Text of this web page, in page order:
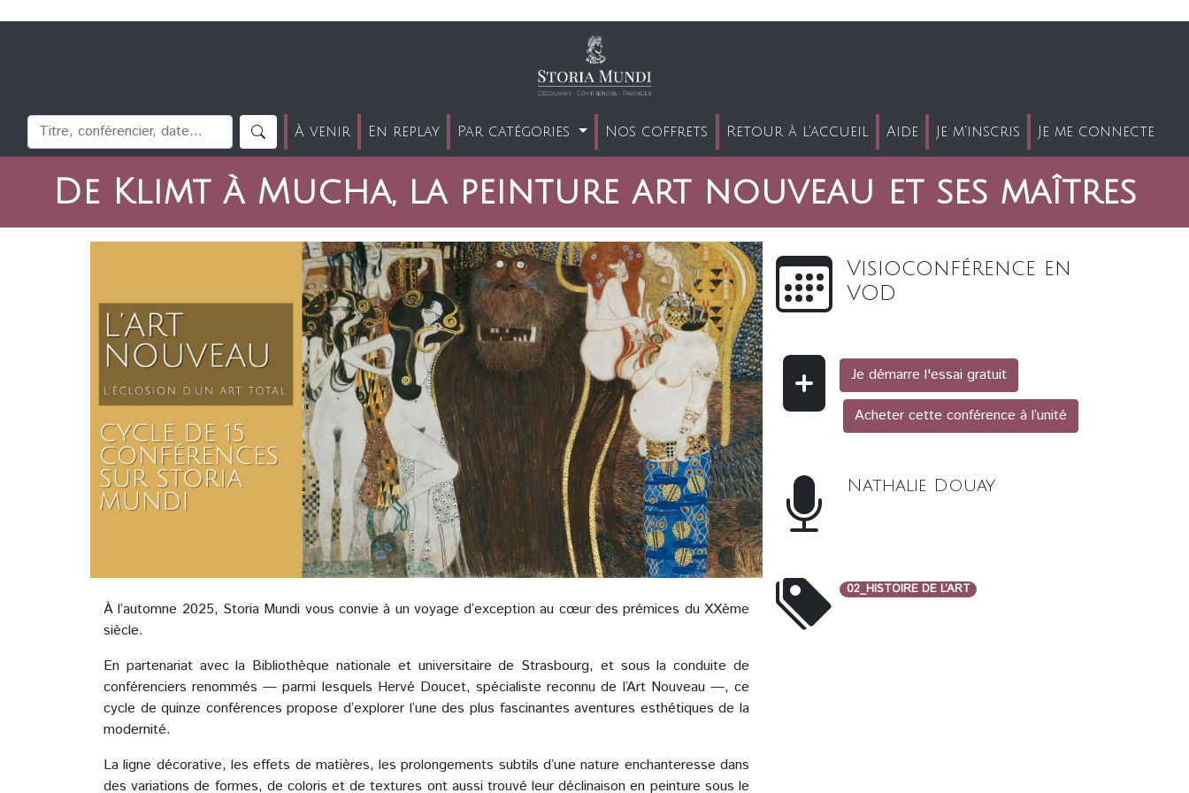
À venir En replay Par catégories Nos coffrets Retour à l'accueil Aide Je m'inscris Je me connecte
De Klimt à Mucha, la peinture art nouveau et ses maîtres
À l’automne 2025, Storia Mundi vous convie à un voyage d’exception au cœur des prémices du XXème
siècle.
En partenariat avec la Bibliothèque nationale et universitaire de Strasbourg, et sous la conduite de
conférenciers renommés — parmi lesquels Hervé Doucet, spécialiste reconnu de l’Art Nouveau —, ce
cycle de quinze conférences propose d’explorer l’une des plus fascinantes aventures esthétiques de la
modernité.
La ligne décorative, les effets de matières, les prolongements subtils d’une nature enchanteresse dans
des variations de formes, de coloris et de textures ont aussi trouvé leur déclinaison en peinture sous le
Visioconférence en
VOD
Je démarre l'essai gratuit
Acheter cette conférence à l’unité
Nathalie Douay
02_HISTOIRE DE L’ART